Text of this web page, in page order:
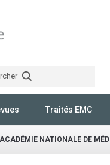
Traités EMC
NATIONALE DE